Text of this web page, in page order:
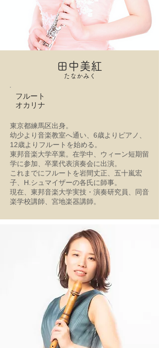
田中美紅
たなかみく
フルート
オカリナ
東京都練馬区出身。
幼少より音楽教室へ通い、6歳よりピアノ、
12歳よりフルートを始める。
東邦音楽大学卒業。在学中、ウィーン短期留
学に参加、卒業代表演奏会に出演。
これまでにフルートを岩間丈正、五十嵐宏
子、H.シュマイザーの各氏に師事。
現在、東邦音楽大学実技・演奏研究員、同音
楽学校講師、宮地楽器講師。